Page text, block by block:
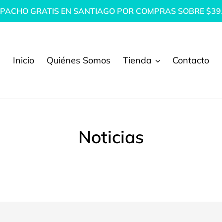
GRATIS EN SANTIAGO POR COMPRAS SOBRE
Inicio Quiénes Somos Tienda Contacto
Noticias